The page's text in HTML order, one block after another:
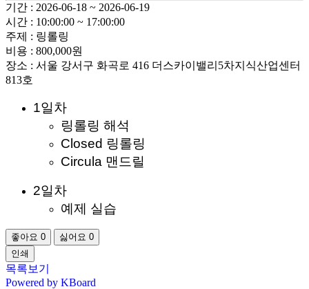
기간 : 2026-06-18 ~ 2026-06-19
시간 : 10:00:00 ~ 17:00:00
주제 : 링롤링
비용 : 800,000원
장소 : 서울 강서구 화곡로 416 더스카이밸리5차지식산업센터
813호
1일차
링롤링 해석
Closed 링롤링
Circula 맨드릴
2일차
예제 실습
좋아요 0 싫어요 0
인쇄
목록보기
Powered by KBoard